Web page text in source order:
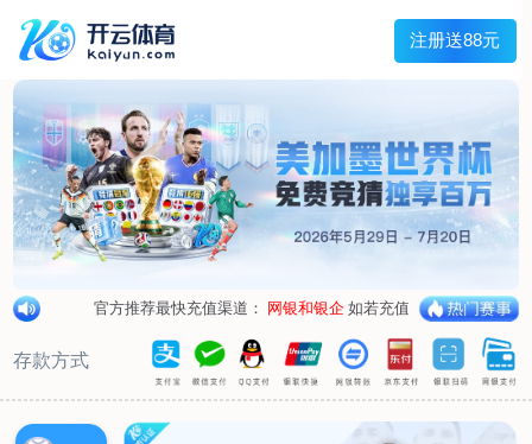
Menu
网站首页
关于我们
产品中心
荣誉资质
厂区设备
人才招聘
新闻中心
销售网点